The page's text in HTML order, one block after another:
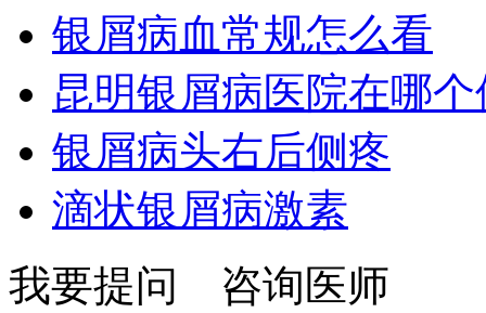
银屑病血常规怎么看
昆明银屑病医院在哪
银屑病头右后侧疼
滴状银屑病激素
我要提问
咨询医师